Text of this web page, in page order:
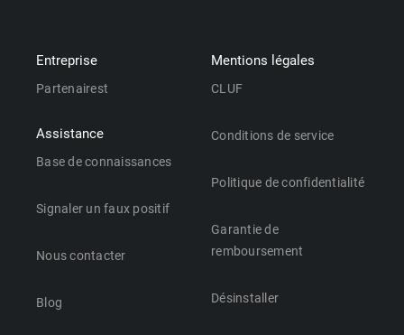
Entreprise
Partenairest
Assistance
Base de connaissances
Signaler un faux positif
Nous contacter
Blog
Mentions légales
CLUF
Conditions de service
Politique de confidentialité
Garantie de
remboursement
Désinstaller